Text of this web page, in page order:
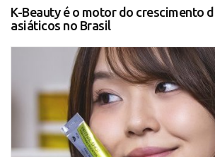
K-Beauty é o motor do crescimento
asiáticos no Brasil